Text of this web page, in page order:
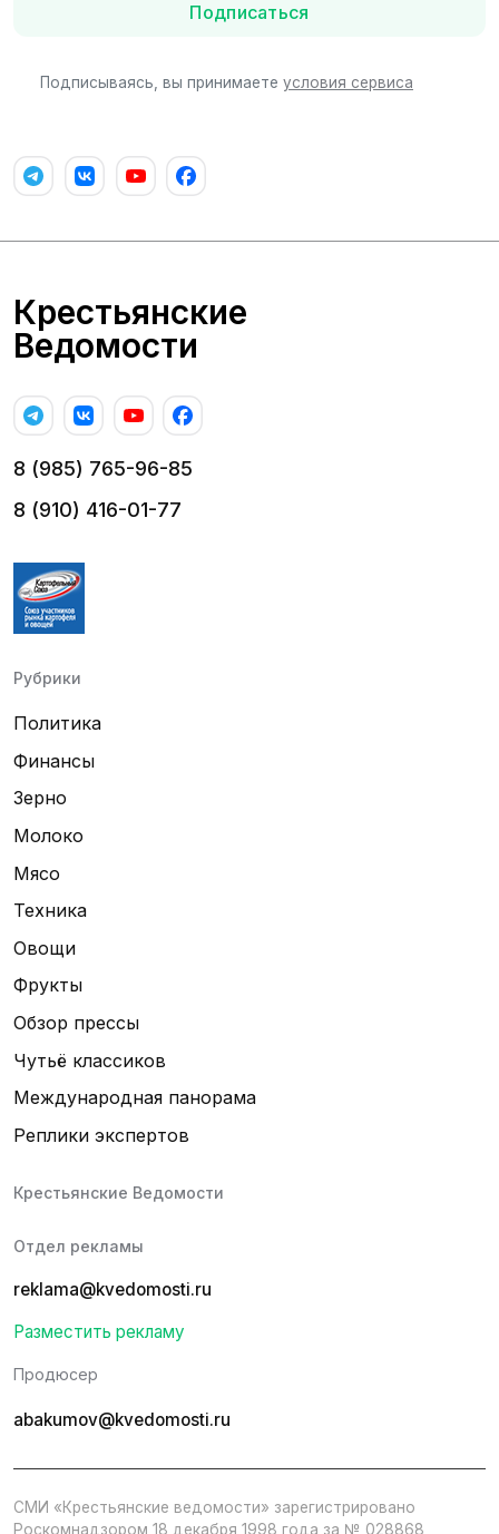
Подписаться
Подписываясь, вы принимаете условия сервиса
Крестьянские
Ведомости
8 (985) 765-96-85
8 (910) 416-01-77
Рубрики
Политика
Финансы
Зерно
Молоко
Мясо
Техника
Овощи
Фрукты
Обзор прессы
Чутьё классиков
Международная панорама
Реплики экспертов
Крестьянские Ведомости
Отдел рекламы
reklama@kvedomosti.ru
Разместить рекламу
Продюсер
abakumov@kvedomosti.ru
СМИ «Крестьянские ведомости» зарегистрировано
Роскомнадзором 18 декабря 1998 года за № 028868